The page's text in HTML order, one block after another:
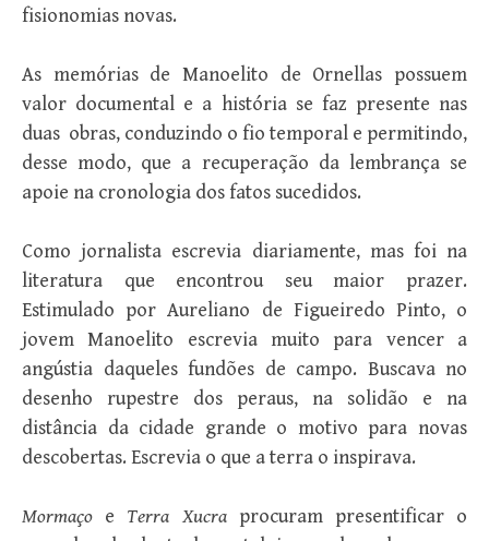
fisionomias novas.
As memórias de Manoelito de Ornellas possuem
valor documental e a história se faz presente nas
duas obras, conduzindo o fio temporal e permitindo,
desse modo, que a recuperação da lembrança se
apoie na cronologia dos fatos sucedidos.
Como jornalista escrevia diariamente, mas foi na
literatura que encontrou seu maior prazer.
Estimulado por Aureliano de Figueiredo Pinto, o
jovem Manoelito escrevia muito para vencer a
angústia daqueles fundões de campo. Buscava no
desenho rupestre dos peraus, na solidão e na
distância da cidade grande o motivo para novas
descobertas. Escrevia o que a terra o inspirava.
Mormaço e Terra Xucraprocuram presentificar o